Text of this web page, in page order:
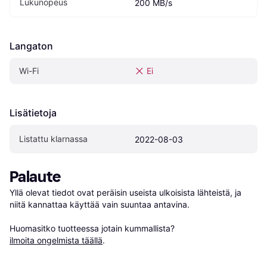
200 MB/s
Langaton
Wi-Fi Ei
Lisätietoja
Listattu klarnassa 2022-08-03
Palaute
Yllä olevat tiedot ovat peräisin useista ulkoisista lähteistä, ja
niitä kannattaa käyttää vain suuntaa antavina.
Huomasitko tuotteessa jotain kummallista?
ilmoita ongelmista täällä.